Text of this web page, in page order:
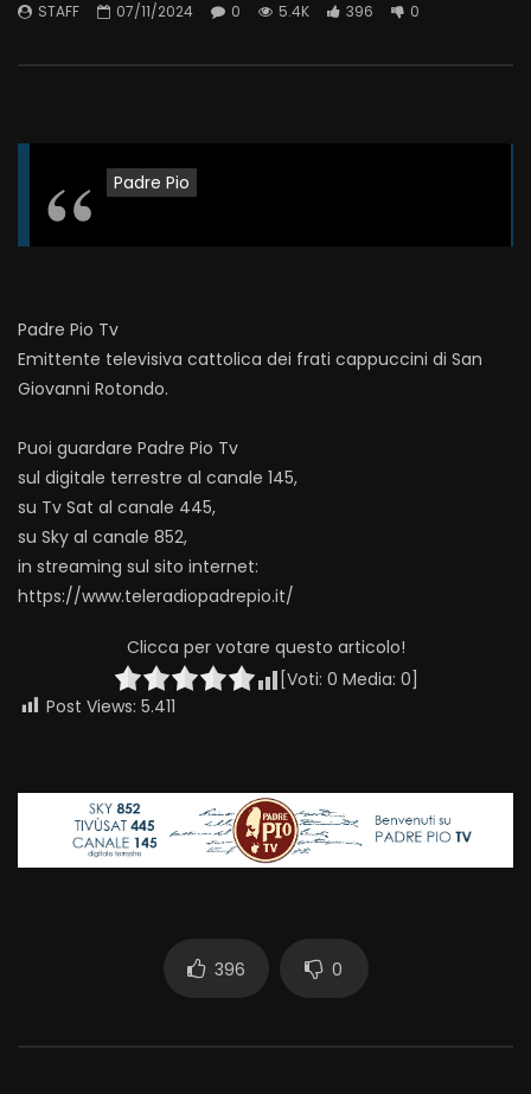
STAFF 07/11/2024 0 5.4K 396 0
Padre Pio
Padre Pio Tv
Emittente televisiva cattolica dei frati cappuccini di San
Giovanni Rotondo.
Puoi guardare Padre Pio Tv
sul digitale terrestre al canale 145,
su Tv Sat al canale 445,
su Sky al canale 852,
in streaming sul sito internet:
https://www.teleradiopadrepio.it/
Clicca per votare questo articolo!
[Voti: 0 Media: 0]
Post Views: 5.411
396 0